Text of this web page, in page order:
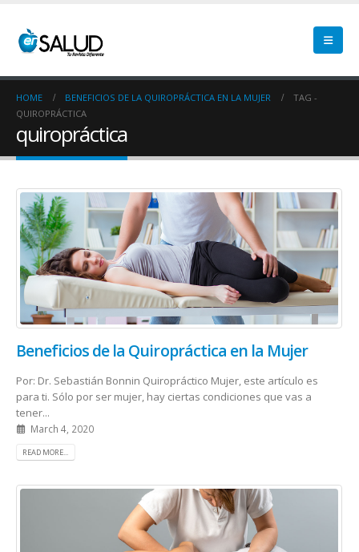
HOME BENEFICIOS DE LA QUIROPRÁCTICA EN LA MUJER
TAG -
QUIROPRÁCTICA
quiropráctica
Beneficios de la Quiropráctica en la Mujer
Por: Dr. Sebastián Bonnin Quiropráctico Mujer, este artículo es
para ti. Sólo por ser mujer, hay ciertas condiciones que vas a
tener...
March 4, 2020
READ MORE...